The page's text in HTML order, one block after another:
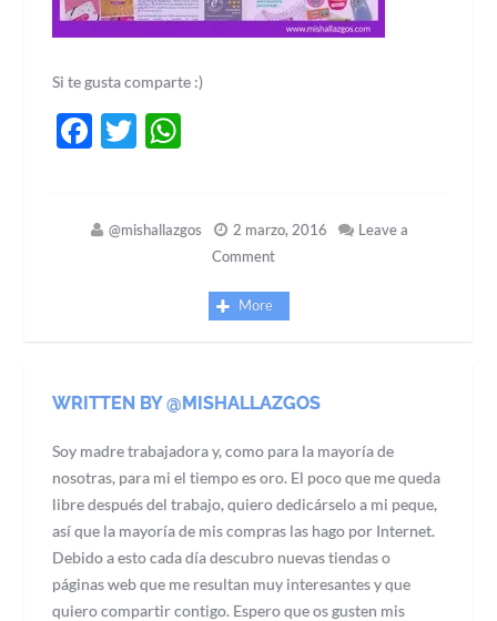
Si te gusta comparte :)
Facebook
Twitter
@mishallazgos 2 marzo, 2016
Leave a
Comment
More
WRITTEN BY @MISHALLAZGOS
Soy madre trabajadora y, como para la mayoría de
nosotras, para mi el tiempo es oro. El poco que me queda
libre después del trabajo, quiero dedicárselo a mi peque,
así que la mayoría de mis compras las hago por Internet.
Debido a esto cada día descubro nuevas tiendas o
páginas web que me resultan muy interesantes y que
quiero compartir contigo. Espero que os gusten mis